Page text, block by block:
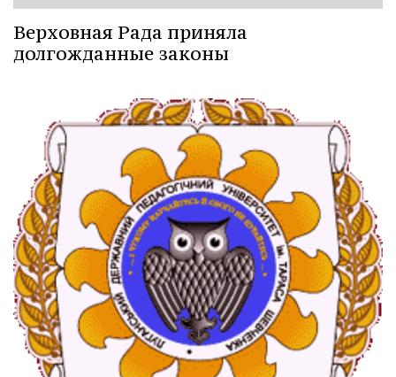
Верховная Рада приняла
долгожданные законы